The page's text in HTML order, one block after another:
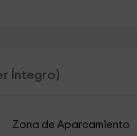
Íntegro)
Zona de Aparcamiento